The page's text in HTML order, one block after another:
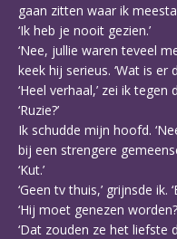
gaan zitten waar ik
‘Ik heb je nooit gezien.’
‘Nee, jullie waren teveel
keek hij serieus. ‘Wat is er
‘Heel verhaal,’ zei ik
‘Ruzie?’
Ik schudde mijn hoofd.
bij een strengere
‘Kut.’
‘Geen tv thuis,’ grijnsde ik.
‘Hij moet genezen
‘Dat zouden ze het liefste